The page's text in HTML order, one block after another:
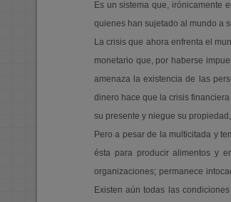
Es un sistema que, irónicamente
quienes han sujetado al mundo a
La crisis que ahora enfrenta el
monetario que, por haberse
amenaza la existencia de las
dinero hace que la crisis
su presente y niegue su
Pero a pesar de la multicitada y
ésta para producir alimentos y
organizaciones; permanece
Existen aún todas las